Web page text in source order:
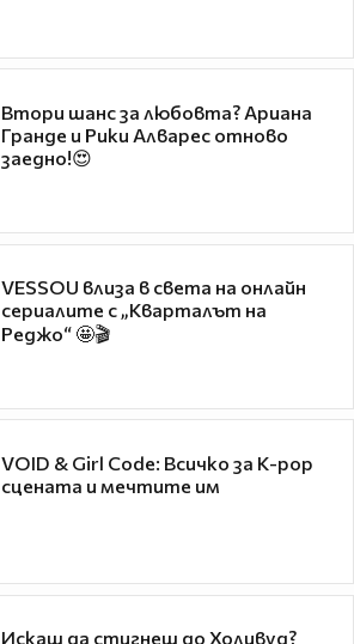
Втори шанс за любовта? Ариана
Гранде и Рики Алварес отново
заедно!😍
VESSOU влиза в света на онлайн
сериалите с „Кварталът на
Реджо“ 🤩🎬
VOID & Girl Code: Всичко за K-pop
сцената и мечтите им
Искаш да стигнеш до Холивуд?